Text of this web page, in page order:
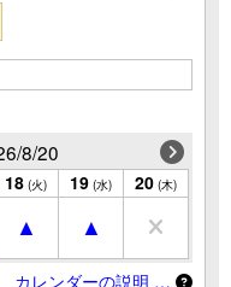
8/20
18 (火) 19 (水) 20 (木)
カレンダーの説明 …